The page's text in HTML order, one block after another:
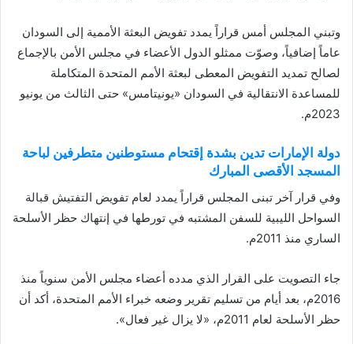
وتبني المجلس أمس قراراً يمدد تفويض البعثة الأممية إلى السودان
عاماً إضافياً، وصوّت ممثلو الدول الأعضاء في مجلس الأمن بالإجماع
لصالح تمديد التفويض المعطى لبعثة الأمم المتحدة المتكاملة
للمساعدة الانتقالية في السودان «يونيتامس» حتى الثالث من يونيو
2023م.
دولة الإمارات تدين بشدة إقتحام مستوطنين متطرفين لباحة
المسجد الأقصى المبارك
وفي قرار آخر تبنى المجلس قراراً يمدد لعام تفويض التفتيش قبالة
السواحل الليبية للسفن المشتبه في تورطها في إنتهاك حظر الأسلحة
الساري منذ 2011م.
جاء التصويت على القرار الذي مدده أعضاء مجلس الأمن سنوياً منذ
2016م، بعد أيام من تسليم تقرير وضعه خبراء الأمم المتحدة، أكد أن
حظر الأسلحة لعام 2011م، «لا يزال غير فعال».